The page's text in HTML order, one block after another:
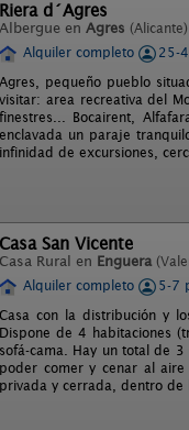
Riera d´Agres
Albergue en Agres (Alicante)
Alquiler completo
25-
Agres, pequeño pueblo
visitar: area recreativa del
finestres... Bocairent,
enclavada un paraje
infinidad de excursiones,
Casa San Vicente
Casa Rural en Enguera
Alquiler completo
5-7
Casa con la distribución y
Dispone de 4 habitaciones
sofá-cama. Hay un total de
poder comer y cenar al
privada y cerrada, dentro de